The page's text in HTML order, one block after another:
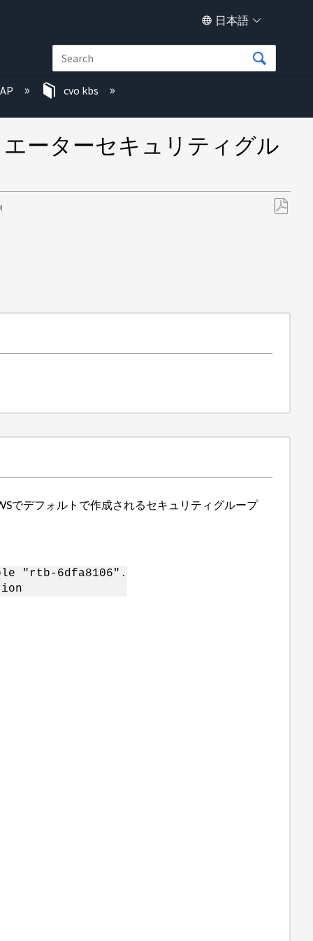
日本語
cvo kbs
エーターセキュリティグル
でデフォルトで作成されるセキュリティグループ
"rtb-6dfa8106".